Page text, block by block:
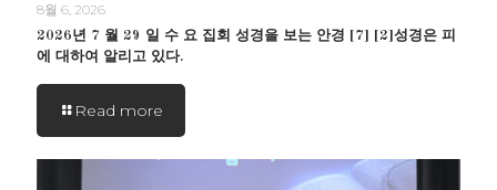
8월 6, 2026
2026년 7 월 29 일 수 요 집회 성경을 보는 안경 [7] [2]성경은 피
에 대하여 알리고 있다.
Read more